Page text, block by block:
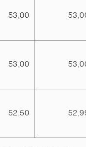
53,00
53,00
52,50